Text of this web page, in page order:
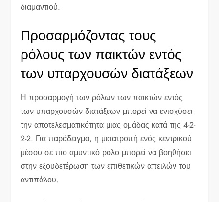
διαμαντιού.
Προσαρμόζοντας τους
ρόλους των παικτών εντός
των υπαρχουσών διατάξεων
Η προσαρμογή των ρόλων των παικτών εντός
των υπαρχουσών διατάξεων μπορεί να ενισχύσει
την αποτελεσματικότητα μιας ομάδας κατά της 4-2-
2-2. Για παράδειγμα, η μετατροπή ενός κεντρικού
μέσου σε πιο αμυντικό ρόλο μπορεί να βοηθήσει
στην εξουδετέρωση των επιθετικών απειλών του
αντιπάλου.